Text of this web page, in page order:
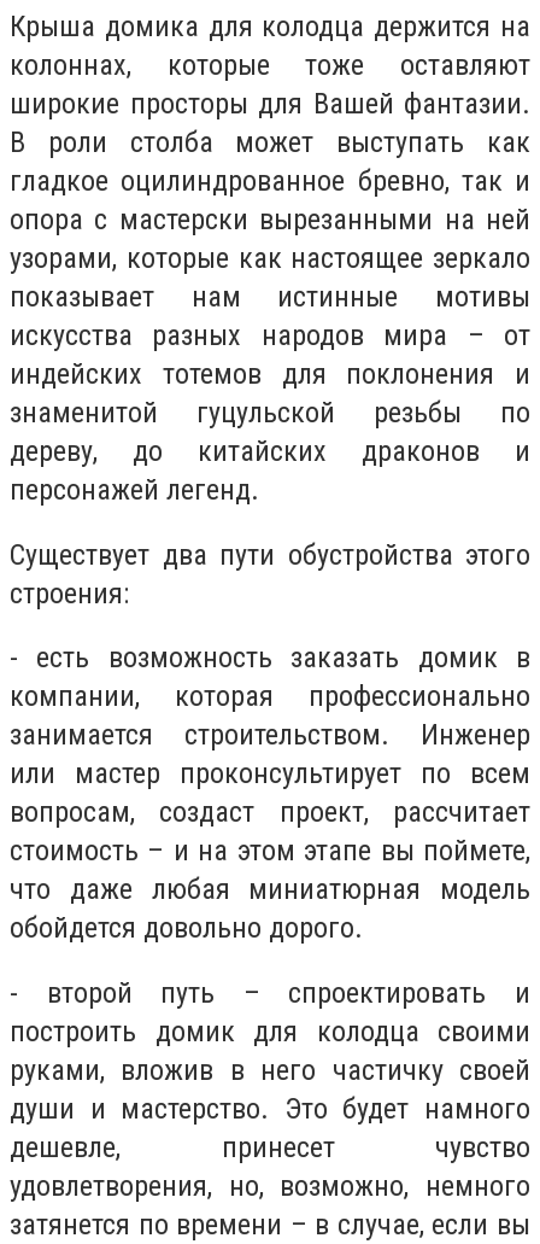
Крыша домика для колодца держится на
колоннах, которые тоже оставляют
широкие просторы для Вашей фантазии.
В роли столба может выступать как
гладкое оцилиндрованное бревно, так и
опора с мастерски вырезанными на ней
узорами, которые как настоящее зеркало
показывает нам истинные мотивы
искусства разных народов мира – от
индейских тотемов для поклонения и
знаменитой гуцульской резьбы по
дереву, до китайских драконов и
персонажей легенд.
Существует два пути обустройства этого
строения:
- есть возможность заказать домик в
компании, которая профессионально
занимается строительством. Инженер
или мастер проконсультирует по всем
вопросам, создаст проект, рассчитает
стоимость – и на этом этапе вы поймете,
что даже любая миниатюрная модель
обойдется довольно дорого.
- второй путь – спроектировать и
построить домик для колодца своими
руками, вложив в него частичку своей
души и мастерство. Это будет намного
дешевле, принесет чувство
удовлетворения, но, возможно, немного
затянется по времени – в случае, если вы